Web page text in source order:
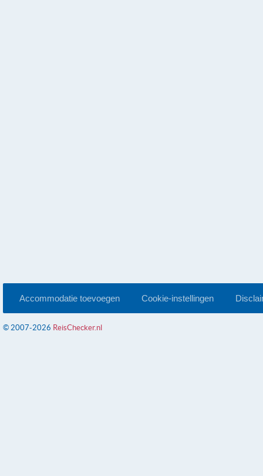
Accommodatie toevoegen Cookie-instellingen
© 2007-2026 ReisChecker.nl